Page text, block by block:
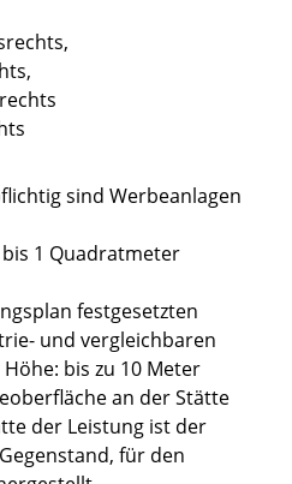
sind Werbeanlagen
1 Quadratmeter
festgesetzten
und vergleichbaren
bis zu 10 Meter
an der Stätte
der Leistung ist der
für den